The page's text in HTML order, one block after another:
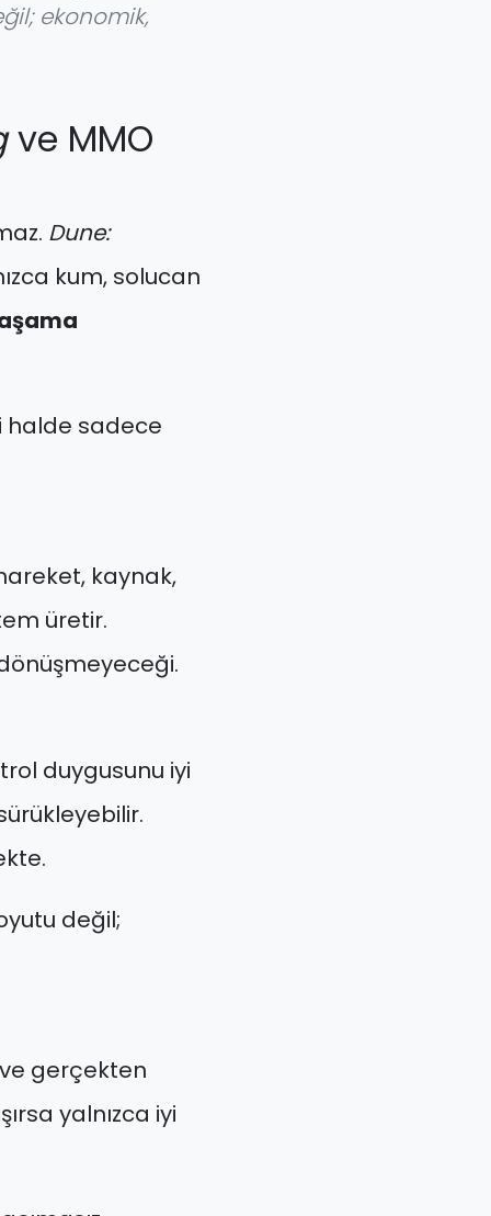
ekonomik,
ve MMO
Dune:
kum, solucan
halde sadece
kaynak,
üretir.
duygusunu iyi
değil;
ve gerçekten
yalnızca iyi